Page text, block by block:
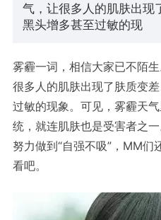
气，让很多人的肌肤出现
黑头增多甚至过敏的现
雾霾一词，相信大家已不陌
很多人的肌肤出现了肤质变
过敏的现象。可见，雾霾天气
统，就连肌肤也是受害者之
努力做到 “自强不吸”， MM们
看吧。